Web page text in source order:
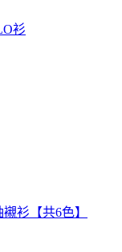
衫
衫【共6色】